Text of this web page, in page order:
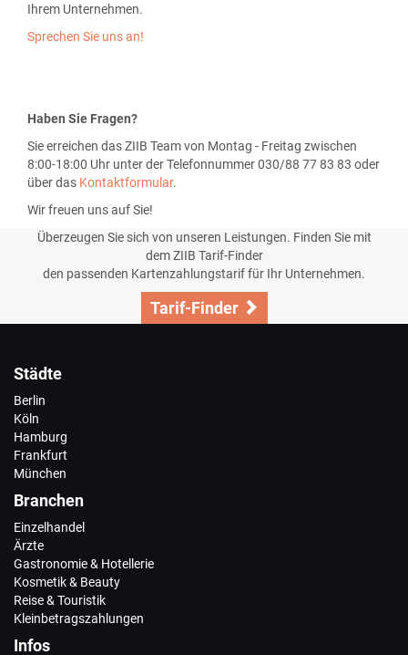
Ihrem Unternehmen.
Sprechen Sie uns an!
Haben Sie Fragen?
Sie erreichen das ZIIB Team von Montag - Freitag zwischen
8:00-18:00 Uhr unter der Telefonnummer 030/88 77 83 83 oder
über das Kontaktformular.
Wir freuen uns auf Sie!
Überzeugen Sie sich von unseren Leistungen. Finden Sie mit
dem ZIIB Tarif-Finder
den passenden Kartenzahlungstarif für Ihr Unternehmen.
Tarif-Finder
Städte
Berlin
Köln
Hamburg
Frankfurt
München
Branchen
Einzelhandel
Ärzte
Gastronomie & Hotellerie
Kosmetik & Beauty
Reise & Touristik
Kleinbetragszahlungen
Infos